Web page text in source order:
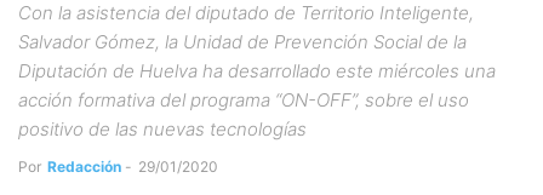
Con la asistencia del diputado de Territorio Inteligente,
Salvador Gómez, la Unidad de Prevención Social de la
Diputación de Huelva ha desarrollado este miércoles una
acción formativa del programa “ON-OFF”, sobre el uso
positivo de las nuevas tecnologías
Por Redacción - 29/01/2020